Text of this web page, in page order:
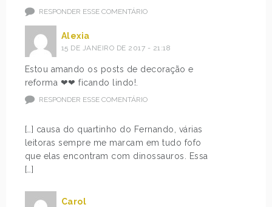
RESPONDER ESSE COMENTÁRIO
Alexia
15 DE JANEIRO DE 2017 - 21:18
Estou amando os posts de decoração e
reforma ❤❤ ficando lindo!.
RESPONDER ESSE COMENTÁRIO
[…] causa do quartinho do Fernando, várias
leitoras sempre me marcam em tudo fofo
que elas encontram com dinossauros. Essa
[…]
Carol